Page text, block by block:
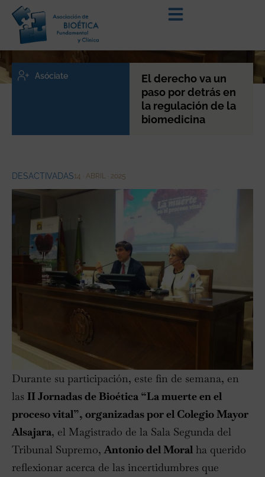
El derecho va un
paso por detrás en
la regulación de la
biomedicina
Asóciate
DESACTIVADAS14 · ABRIL · 2025
Durante su participación, este fin de semana, en
las II Jornadas de Bioética “La muerte en el
proceso vital”, organizadas por el Colegio Mayor
Alsajara, el Magistrado de la Sala Segunda del
Tribunal Supremo, Antonio del Moral ha querido
reflexionar acerca de las incertidumbres que